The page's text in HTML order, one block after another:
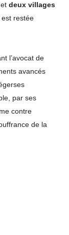
et deux villages
restée
l’avocat de
avancés
par ses
contre
de la